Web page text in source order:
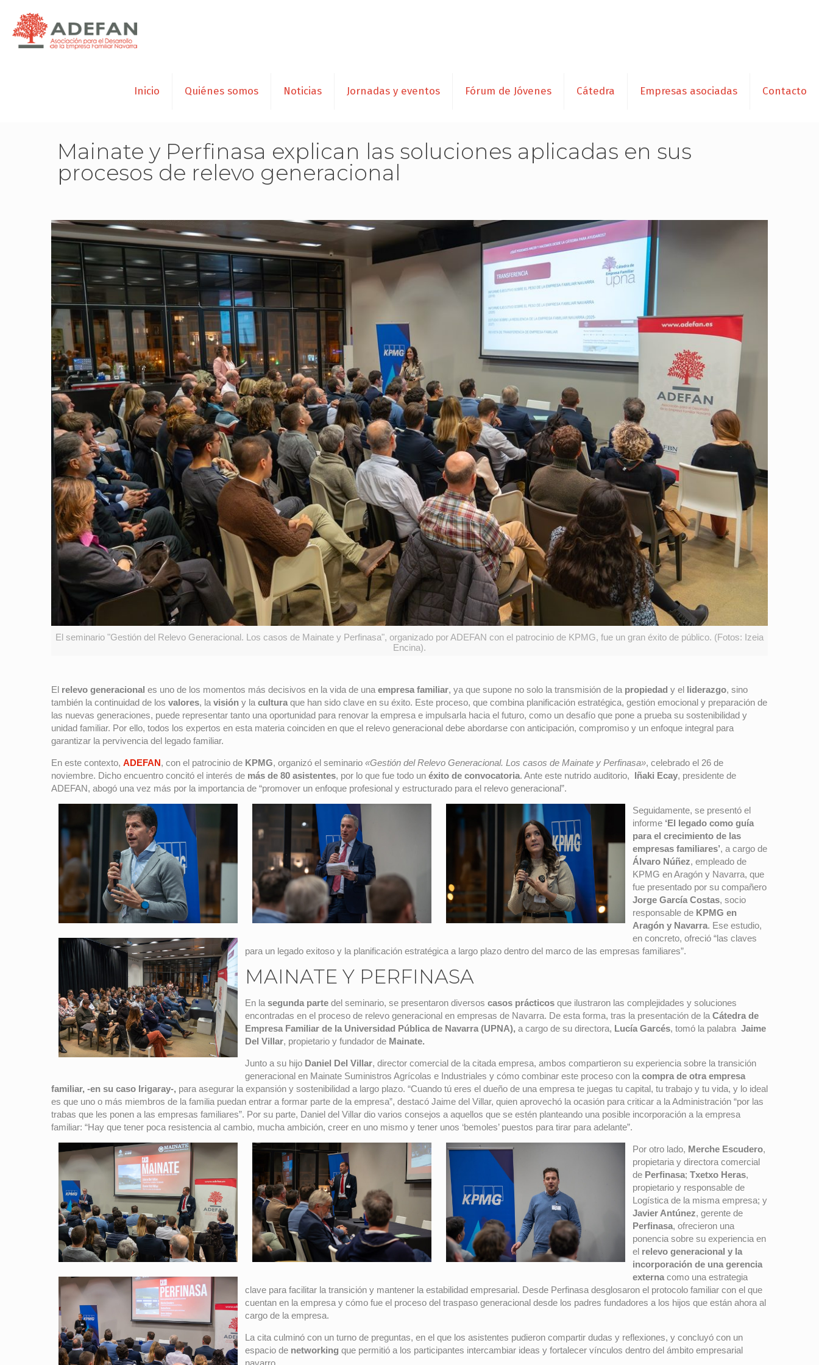
Inicio Quiénes somos Noticias Jornadas y eventos Fórum de Jóvenes Cátedra Empresas asociadas Contacto
Mainate y Perfinasa explican las soluciones aplicadas en sus
procesos de relevo generacional
El seminario "Gestión del Relevo Generacional. Los casos de Mainate y Perfinasa", organizado por ADEFAN con el patrocinio de KPMG, fue un gran éxito de público. (Fotos: Izeia
Encina).
El relevo generacional es uno de los momentos más decisivos en la vida de una empresa familiar, ya que supone no solo la transmisión de la propiedad y el liderazgo, sino
también la continuidad de los valores, la visión y la cultura que han sido clave en su éxito. Este proceso, que combina planificación estratégica, gestión emocional y preparación de
las nuevas generaciones, puede representar tanto una oportunidad para renovar la empresa e impulsarla hacia el futuro, como un desafío que pone a prueba su sostenibilidad y
unidad familiar. Por ello, todos los expertos en esta materia coinciden en que el relevo generacional debe abordarse con anticipación, compromiso y un enfoque integral para
garantizar la pervivencia del legado familiar.
En este contexto, ADEFAN, con el patrocinio de KPMG, organizó el seminario «Gestión del Relevo Generacional. Los casos de Mainate y Perfinasa», celebrado el 26 de
noviembre. Dicho encuentro concitó el interés de más de 80 asistentes, por lo que fue todo un éxito de convocatoria. Ante este nutrido auditorio, Iñaki Ecay, presidente de
ADEFAN, abogó una vez más por la importancia de “promover un enfoque profesional y estructurado para el relevo generacional”.
Seguidamente, se presentó el
informe ‘El legado como guía
para el crecimiento de las
empresas familiares’, a cargo de
Álvaro Núñez, empleado de
KPMG en Aragón y Navarra, que
fue presentado por su compañero
Jorge García Costas, socio
responsable de KPMG en
Aragón y Navarra. Ese estudio,
en concreto, ofreció “las claves
para un legado exitoso y la planificación estratégica a largo plazo dentro del marco de las empresas familiares”.
MAINATE Y PERFINASA
En la segunda partedel seminario, se presentaron diversos casos prácticosque ilustraron las complejidades y soluciones
encontradas en el proceso de relevo generacional en empresas de Navarra. De esta forma, tras la presentación de la Cátedra de
Empresa Familiar de la Universidad Pública de Navarra (UPNA), a cargo de su directora, Lucía Garcés, tomó la palabra Jaime
Del Villar, propietario y fundador de Mainate.
Junto a su hijo Daniel Del Villar, director comercial de la citada empresa, ambos compartieron su experiencia sobre la transición
generacional en Mainate Suministros Agrícolas e Industriales y cómo combinar este proceso con la compra de otra empresa
familiar, -en su caso Irigaray-, para asegurar la expansión y sostenibilidad a largo plazo. “Cuando tú eres el dueño de una empresa te juegas tu capital, tu trabajo y tu vida, y lo ideal
es que uno o más miembros de la familia puedan entrar a formar parte de la empresa”, destacó Jaime del Villar, quien aprovechó la ocasión para criticar a la Administración “por las
trabas que les ponen a las empresas familiares”. Por su parte, Daniel del Villar dio varios consejos a aquellos que se estén planteando una posible incorporación a la empresa
familiar: “Hay que tener poca resistencia al cambio, mucha ambición, creer en uno mismo y tener unos ‘bemoles’ puestos para tirar para adelante”.
Por otro lado, Merche Escudero,
propietaria y directora comercial
de Perfinasa; Txetxo Heras,
propietario y responsable de
Logística de la misma empresa; y
Javier Antúnez, gerente de
Perfinasa, ofrecieron una
ponencia sobre su experiencia en
el relevo generacional y la
incorporación de una gerencia
externacomo una estrategia
clave para facilitar la transición y mantener la estabilidad empresarial. Desde Perfinasa desglosaron el protocolo familiar con el que
cuentan en la empresa y cómo fue el proceso del traspaso generacional desde los padres fundadores a los hijos que están ahora al
cargo de la empresa.
La cita culminó con un turno de preguntas, en el que los asistentes pudieron compartir dudas y reflexiones, y concluyó con un
espacio de networking que permitió a los participantes intercambiar ideas y fortalecer vínculos dentro del ámbito empresarial